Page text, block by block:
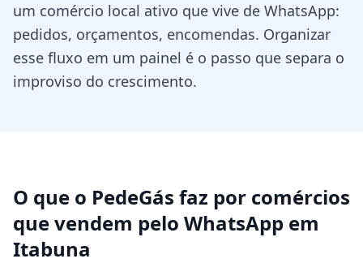
um comércio local ativo que vive de WhatsApp:
pedidos, orçamentos, encomendas. Organizar
esse fluxo em um painel é o passo que separa o
improviso do crescimento.
O que o PedeGás faz por comércios
que vendem pelo WhatsApp em
Itabuna